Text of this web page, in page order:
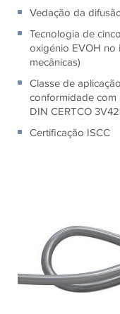
Vedação da
Tecnologia de
oxigénio EVOH no
mecânicas)
Classe de
conformidade com
DIN CERTCO
Certificação ISCC